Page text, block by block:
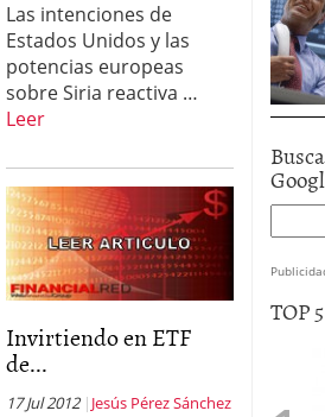
Las intenciones de
Estados Unidos y las
potencias europeas
sobre Siria reactiva …
Leer
Invirtiendo en ETF
de...
17 Jul 2012 Jesús Pérez Sánchez
TOP